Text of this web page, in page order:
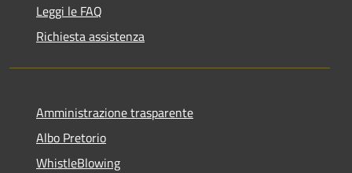
Leggi le FAQ
Richiesta assistenza
Amministrazione trasparente
Albo Pretorio
WhistleBlowing